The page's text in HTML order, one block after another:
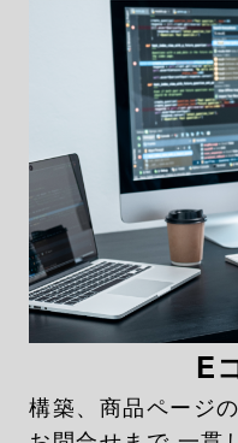
E
構築、商品ページ